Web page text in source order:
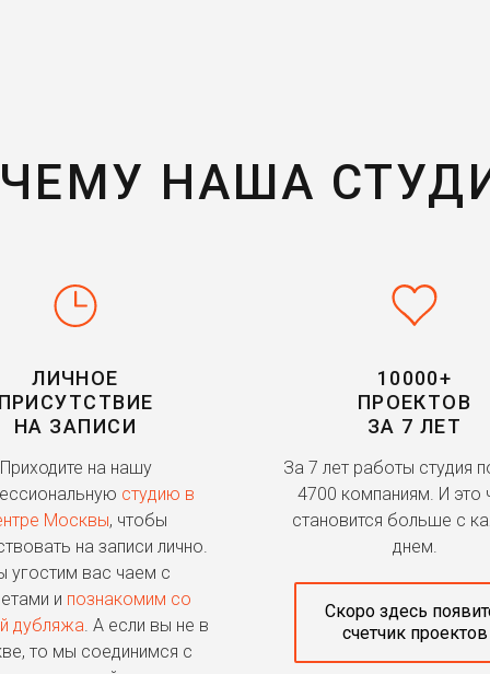
НАША
ЛИЧНОЕ
НА ЗАПИСИ
Приходите на нашу
студию в
Москвы, чтобы
на записи лично.
угостим вас чаем с
и познакомим со
дубляжа. А если вы не в
то мы соединимся с
10000+
ПРОЕКТОВ
ЗА 7 ЛЕТ
За 7 лет работы студия
4700 компаниям. И это
становится больше с
днем.
Скоро здесь
счетчик проектов